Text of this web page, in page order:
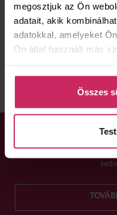
megosztjuk az Ön
adatait, akik
adatokkal, amelyeket
Ön által használt más
Összes
Archív 2018. 11. 01.
Archív / Prémium